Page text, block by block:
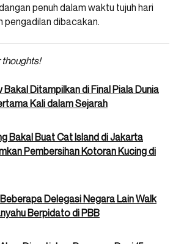
penuh dalam waktu tujuh hari
pengadilan dibacakan.
Ditampilkan di Final Piala Dunia
Kali dalam Sejarah
Bakal Buat Cat Island di Jakarta
Pembersihan Kotoran Kucing di
Delegasi Negara Lain Walk
Berpidato di PBB